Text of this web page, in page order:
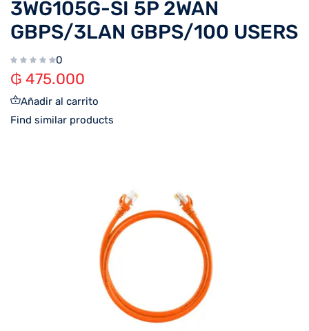
3WG105G-SI 5P 2WAN
GBPS/3LAN GBPS/100 USERS
0
₲ 475.000
Añadir al carrito
Find similar products